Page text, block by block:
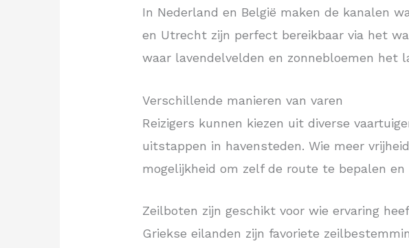
In Nederland en België maken de kanalen
en Utrecht zijn perfect bereikbaar via het
waar lavendelvelden en zonnebloemen het
Verschillende manieren van varen
Reizigers kunnen kiezen uit diverse
uitstappen in havensteden. Wie meer
mogelijkheid om zelf de route te bepalen
Zeilboten zijn geschikt voor wie ervaring
Griekse eilanden zijn favoriete